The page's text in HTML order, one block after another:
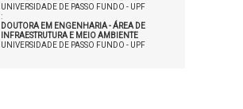
UNIVERSIDADE DE PASSO FUNDO - UPF
:
DOUTORA EM ENGENHARIA - ÁREA DE
INFRAESTRUTURA E MEIO AMBIENTE
UNIVERSIDADE DE PASSO FUNDO - UPF